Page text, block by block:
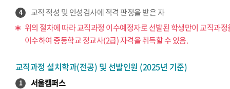
4
교직 적성 및 인성검사에 적격 판정을 받은 자
위의 절차에 따라 교직과정 이수예정자로 선발된 학생만이 교직과정
이수하여 중등학교 정교사(2급) 자격을 취득할 수 있음.
교직과정 설치학과(전공) 및 선발인원 (2025년 기준)
1 서울캠퍼스